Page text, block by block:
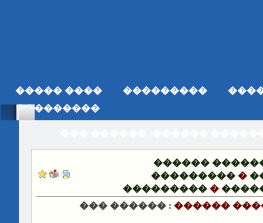
���� ����� ���������
���������
������
������
����������
����������
��� ������ : ������